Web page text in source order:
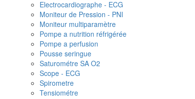
Electrocardiographe - ECG
Moniteur de Pression - PNI
Moniteur multiparamètre
Pompe a nutrition réfrigérée
Pompe a perfusion
Pousse seringue
Saturométre SA O2
Scope - ECG
Spirometre
Tensiométre